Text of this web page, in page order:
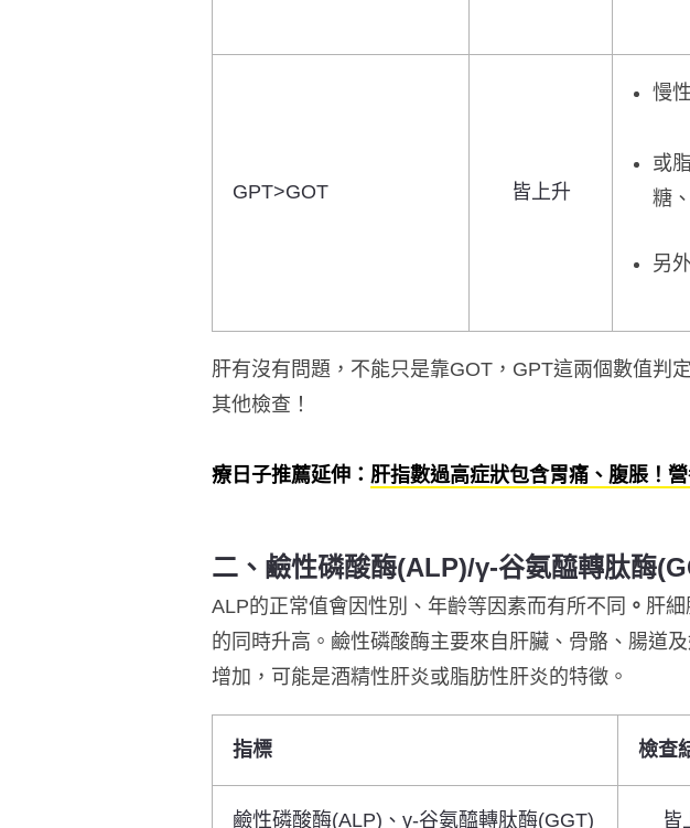
GPT>GOT 皆上升
慢
或
糖
另
肝有沒有問題，不能只是靠GOT，GPT這兩個數值判定
其他檢查！
療日子推薦延伸： 肝指數過高症狀包含胃痛、腹脹！
二、鹼性磷酸酶(ALP)/γ-谷氨醯轉肽酶
ALP的正常值會因性別、年齡等因素而有所不同 。 肝
的同時升高。鹼性磷酸酶主要來自肝臟、骨骼、腸道
增加，可能是酒精性肝炎或脂肪性肝炎的特徵。
指標 檢查
鹼性磷酸酶(ALP)、γ-谷氨醯轉肽酶(GGT) 皆